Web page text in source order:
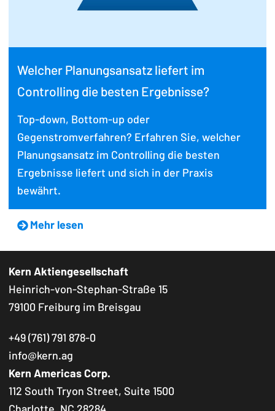
Welcher Planungsansatz liefert im
Controlling die besten Ergebnisse?
Top-down, Bottom-up oder
Gegenstromverfahren? Erfahren Sie, welcher
Planungsansatz im Controlling die besten
Ergebnisse liefert und sich in der Praxis
bewährt.
Mehr lesen
Kern Aktiengesellschaft
Heinrich-von-Stephan-Straße 15
79100 Freiburg im Breisgau
+49 (761) 791 878-0
info@kern.ag
Kern Americas Corp.
112 South Tryon Street, Suite 1500